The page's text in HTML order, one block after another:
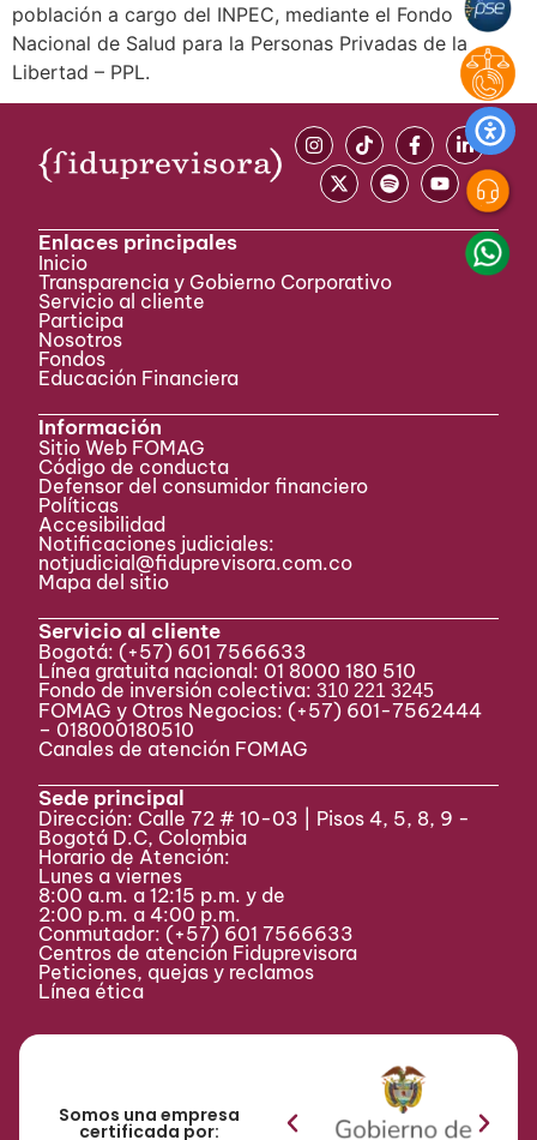
población a cargo del INPEC, mediante el Fondo
Nacional de Salud para la Personas Privadas de la
Libertad – PPL.
Enlaces principales
Inicio
Transparencia y Gobierno Corporativo
Servicio al cliente
Participa ​
Nosotros
Fondos
Educación Financiera
Información
Sitio Web FOMAG
Código de conducta
Defensor del consumidor financiero
Políticas
Accesibilidad
Notificaciones judiciales:
notjudicial@fiduprevisora.com.co
Mapa del sitio
Servicio al cliente
Bogotá: (+57) 601 7566633
Línea gratuita nacional: 01 8000 180 510
Fondo de inversión colectiva:310 221 3245
FOMAG y Otros Negocios: (+57) 601-7562444
– 018000180510
Canales de atención FOMAG
Sede principal
Dirección: Calle 72 # 10-03 | Pisos 4, 5, 8, 9 -
Bogotá D.C, Colombia
Horario de Atención:
Lunes a viernes
8:00 a.m. a 12:15 p.m. y de
2:00 p.m. a 4:00 p.m.
Conmutador: (+57) 601 7566633
Centros de atención Fiduprevisora
Peticiones, quejas y reclamos
Línea ética
Somos una empresa
certificada por: